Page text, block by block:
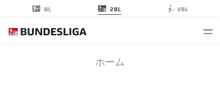
BL 2BL VBL
ホーム
SVD STP